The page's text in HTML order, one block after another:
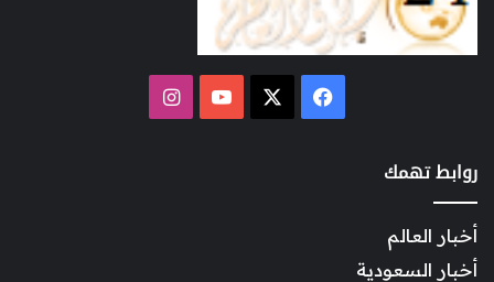
فيسبوك ‫YouTubeانستقرام
روابط تهمك
أخبار العالم
أخبار السعودية